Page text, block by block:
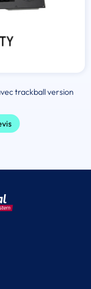
trackball version